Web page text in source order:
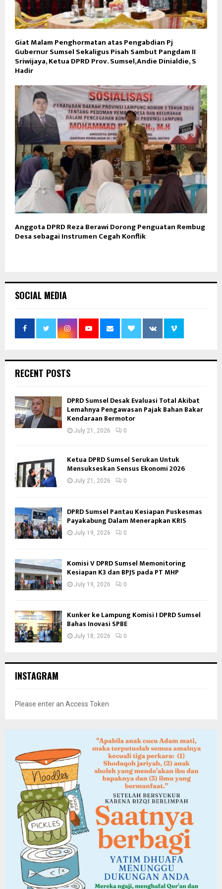
Giat Malam Penghormatan atas Pengabdian Pj
Gubernur Sumsel Sekaligus Pisah Sambut Pangdam II
Sriwijaya, Ketua DPRD Prov. Sumsel,Andie Dinialdie, S
Hadir
Anggota DPRD Reza Berawi Dorong Penguatan Rembug
Desa sebagai Instrumen Cegah Konflik
SOCIAL MEDIA
RECENT POSTS
DPRD Sumsel Desak Evaluasi Total Akibat
Lemahnya Pengawasan Pajak Bahan Bakar
Kendaraan Bermotor
July 21, 2026 0
Ketua DPRD Sumsel Serukan Untuk
Mensukseskan Sensus Ekonomi 2026
July 21, 2026 0
DPRD Sumsel Pantau Kesiapan Puskesmas
Payakabung Dalam Menerapkan KRIS
July 19, 2026 0
Komisi V DPRD Sumsel Memonitoring
Kesiapan K3 dan BPJS pada PT MHP
July 19, 2026 0
Kunker ke Lampung Komisi I DPRD Sumsel
Bahas Inovasi SPBE
July 18, 2026 0
INSTAGRAM
Please enter an Access Token